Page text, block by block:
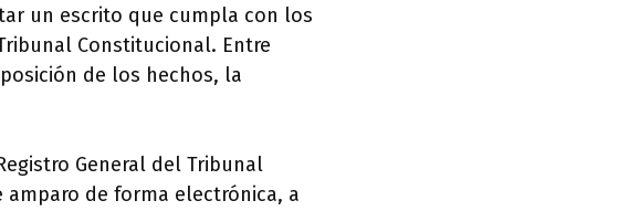
un escrito que cumpla con los
Constitucional. Entre
de los hechos, la
General del Tribunal
de forma electrónica, a